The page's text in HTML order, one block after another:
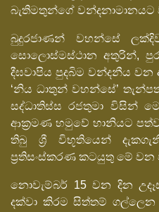
බැතිමතුන්ගේ
බුදුරජාණන් වහන්සේ
සොලොස්මස්ථාන අතුරින්,
දීඝවාපිය පුදබිම වන්දනීය
‘නිය ධාතුන් වහන්සේ’
සද්ධාතිස්ස රජතුමා විසින්
ආක්‍රමණ හමුවේ හානියට
තිබු ශ්‍රී විභූතියෙන්
ප්‍රතිසංස්කරණ කටයුතු මේ වන
නොවැම්බර් 15 වන දින
දක්වා කිරම සිත්තම් ගල්ලෙන